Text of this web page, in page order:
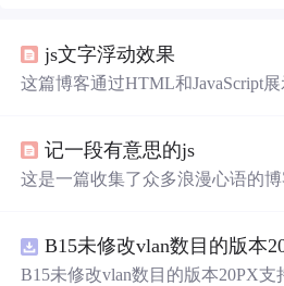
js文字浮动效果
这篇博客通过HTML和JavaScript
在页面上随机飘动的视觉效果。此
S样式和JavaScript事件监听的运用
记一段有意思的js
这是一篇收集了众多浪漫心语的
的独特情感，仿佛每个瞬间都因
繁星，照亮了平凡的日子，让人感
B15未修改vlan数目的版本
B15未修改vlan数目的版本20PX支